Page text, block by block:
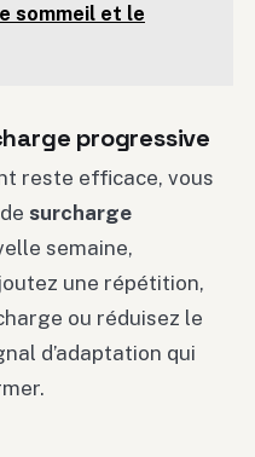
sommeil et le
progressive
reste efficace, vous
surcharge
semaine,
une répétition,
ou réduisez le
d’adaptation qui